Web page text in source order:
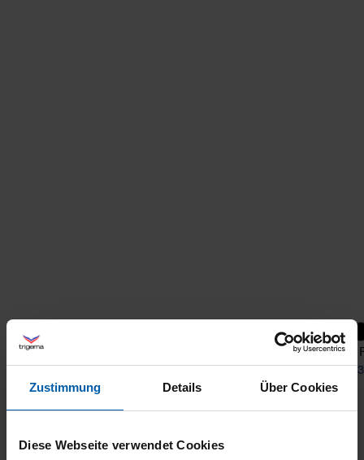
Zustimmung Details Über Cookies
Diese Webseite verwendet Cookies
Slim Fit T-Shirt made of DELUXE Cotton
from 31,90 €
Slim
from